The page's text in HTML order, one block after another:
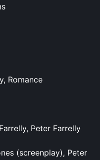
Romance
Peter Farrelly
(screenplay), Peter